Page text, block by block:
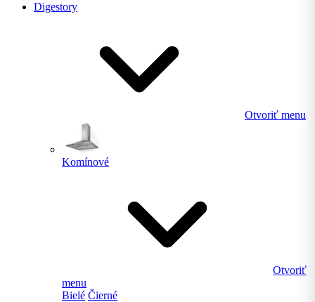
Digestory
Otvoriť menu
Komínové
Otvoriť
menu
Bielé Čierné